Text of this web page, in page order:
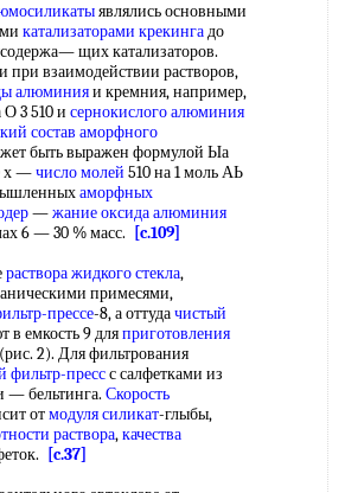
являлись основными
катализаторами крекингадо
щих катализаторов.
при взаимодействии растворов,
алюминияи кремния, например,
3 510 и сернокислого алюминия
состав аморфного
быть выражен формулой Ыа
х —число молей 510 на 1 моль АЬ
аморфных
—жаниеоксида алюминия
6 — 30 % масс.
[c.109]
раствора жидкого стекла,
примесями,
прессе-8, а оттудачистый
в емкость 9 дляприготовления
(рис. 2). Для фильтрования
фильтр-прессс салфетками из
— бельтинга. Скорость
отмодуля силикат-глыбы,
раствора,качества
[c.37]